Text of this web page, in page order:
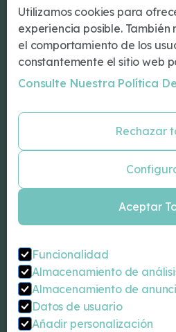
Dr Romeu
¿Tu primera cita?
Tratamientos
Conócenos
Blog
Psiquiatría Barcelona
Neuropsicología Barcelona
Psicologo infantil Barcelona
Coaching personal Barcelona
Contacta
Carrer de Balmes, 92, 2-1 (BCN)
932 07 18 00
info@drromeu.net
Utilizamos cookies para
experiencia posible. También
el comportamiento de los
constantemente el sitio web
Consulte Nuestra Política
Rechazar
Aceptar
Funcionalidad
Almacenamiento de
Almacenamiento de
Datos de usuario
Añadir personalización